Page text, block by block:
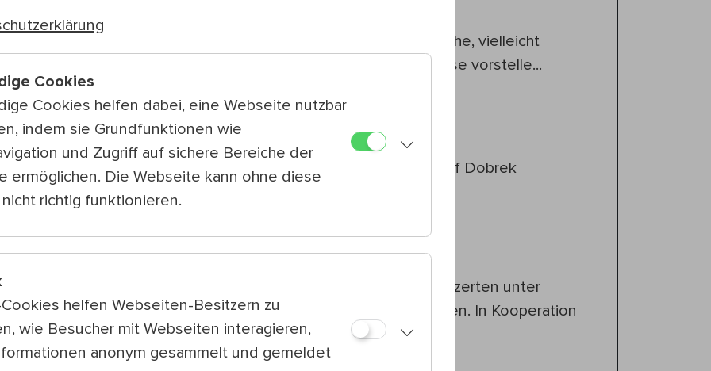
„Karl, könntest Du Dir eine unübliche, vielleicht
sogar verkehrte Herangehensweise vorstelle...
Besetzung
Geige, Gesang: Johanna Kugler
Akkordeon, Komposition: Krzysztof Dobrek
Türkenschanzplatz 2, 1180 Wien
Um Anmeldung zu den Gartenkonzerten unter
www.kwp.at/ksw2026
wird gebeten. In Kooperation
mit denHäusern zum Leben
Cookies
Cookies helfen dabei, eine Webseite nutzbar
indem sie Grundfunktionen wie
und Zugriff auf sichere Bereiche der
ermöglichen. Die Webseite kann ohne diese
richtig funktionieren.
helfen Webseiten-Besitzern zu
wie Besucher mit Webseiten interagieren,
anonym gesammelt und gemeldet